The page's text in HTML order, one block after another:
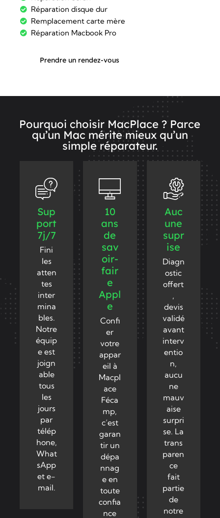
Réparation disque dur
Remplacement carte mère
Réparation Macbook Pro
Prendre un rendez-vous
Pourquoi choisir MacPlace ? Parce
qu’un Mac mérite mieux qu’un
simple réparateur.
Sup
port
7j/7
Fini
les
atten
tes
inter
mina
bles.
Notre
équip
e est
joign
able
tous
les
jours
par
télép
hone,
What
sApp
et e-
mail.
10
ans
de
sav
oir-
fair
e
Appl
e
Confi
er
votre
appar
eil à
Macpl
ace
Féca
mp,
c’est
garan
tir un
dépa
nnag
e en
toute
confia
nce
Auc
une
supr
ise
Diagn
ostic
offert
,
devis
validé
avant
interv
entio
n,
aucu
ne
mauv
aise
surpri
se. La
trans
paren
ce
fait
partie
de
notre